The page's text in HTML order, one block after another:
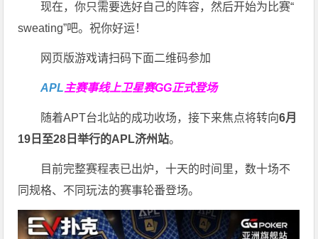
现在，你只需要选好自己的阵容，然后开始为比赛“
sweating”吧。祝你好运！
网页版游戏请扫码下面二维码参加
APL主赛事线上卫星赛GG正式登场
随着APT台北站的成功收场，接下来焦点将转向6月
19 日至28 日举行的APL济州站。
目前完整赛程表已出炉，十天的时间里，数十场不
同规格、不同玩法的赛事轮番登场。